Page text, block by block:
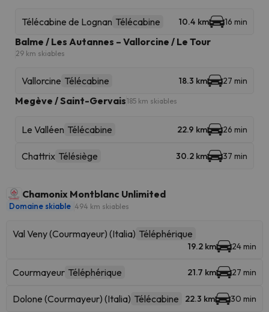
Télécabine de Lognan Télécabine 10.4 km 16 min
Balme / Les Autannes – Vallorcine / Le Tour
29 km skiables
Vallorcine Télécabine 18.3 km 27 min
Megève / Saint-Gervais185 km skiables
Le Valléen Télécabine 22.9 km 26 min
Chattrix Télésiège 30.2 km 37 min
Chamonix Montblanc Unlimited
Domaine skiable 494 km skiables
Val Veny (Courmayeur) (Italia) Téléphérique
19.2 km 24 min
Courmayeur Téléphérique 21.7 km 27 min
Dolone (Courmayeur) (Italia) Télécabine 22.3 km 30 min